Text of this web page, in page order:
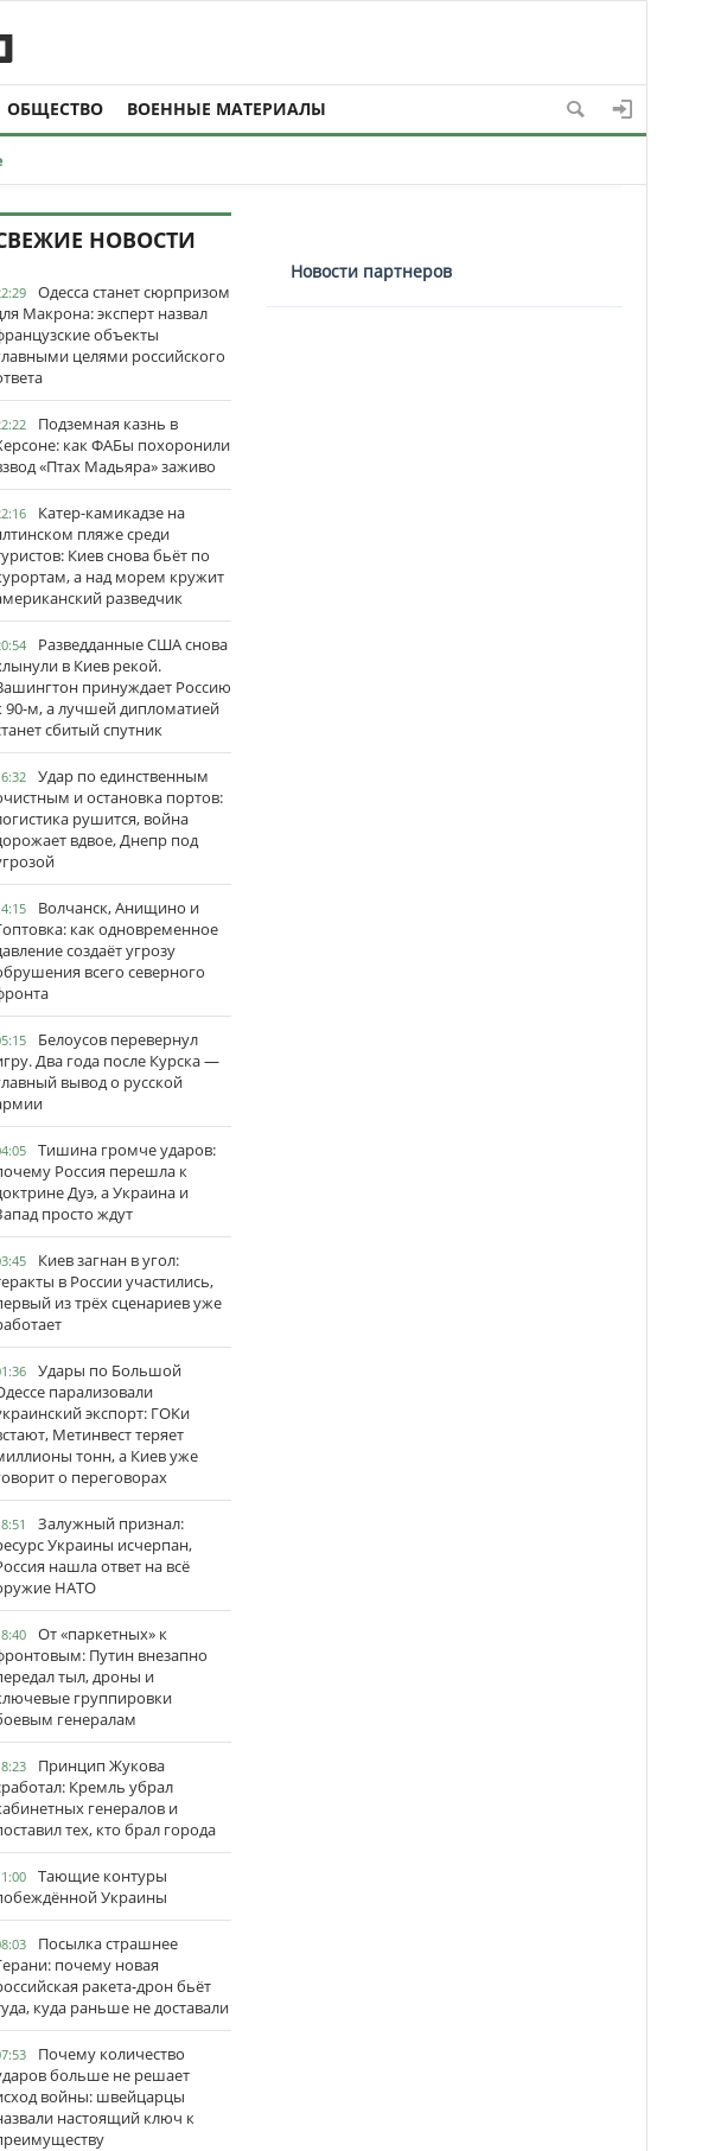
ОБЩЕСТВО ВОЕННЫЕ МАТЕРИАЛЫ
НОВОСТИ
Одесса станет сюрпризом
Макрона: эксперт назвал
объекты
целями российского
Подземная казнь в
как ФАБы похоронили
«Птах Мадьяра» заживо
Катер-камикадзе на
пляже среди
Киев снова бьёт по
а над морем кружит
разведчик
Разведданные США снова
в Киев рекой.
принуждает Россию
90-м, а лучшей дипломатией
сбитый спутник
Удар по единственным
и остановка портов:
рушится, война
вдвое, Днепр под
Волчанск, Анищино и
как одновременное
создаёт угрозу
всего северного
Белоусов перевернул
Два года после Курска —
вывод о русской
Тишина громче ударов:
Россия перешла к
Дуэ, а Украина и
просто ждут
Киев загнан в угол:
в России участились,
из трёх сценариев уже
Удары по Большой
парализовали
экспорт: ГОКи
Метинвест теряет
тонн, а Киев уже
о переговорах
Залужный признал:
Украины исчерпан,
нашла ответ на всё
НАТО
От «паркетных» к
Путин внезапно
тыл, дроны и
группировки
генералам
Принцип Жукова
Кремль убрал
генералов и
тех, кто брал города
Тающие контуры
Украины
Посылка страшнее
почему новая
ракета-дрон бьёт
куда раньше не доставали
Почему количество
больше не решает
войны: швейцарцы
настоящий ключ к
Новости партнеров